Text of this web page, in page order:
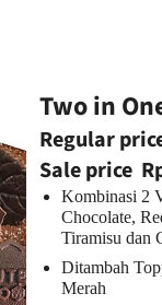
Two in
Regular
Sale price
Kombinasi 2
Chocolate,
Tiramisu dan
Ditambah
Merah